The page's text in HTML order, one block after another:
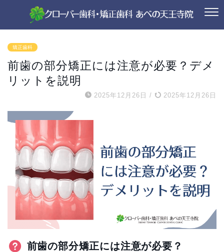
矯正歯科
前歯の部分矯正には注意が必要？デメ
リットを説明
2025年12月26日 / 2025年12月26日
前歯の部分矯正には注意が必要？